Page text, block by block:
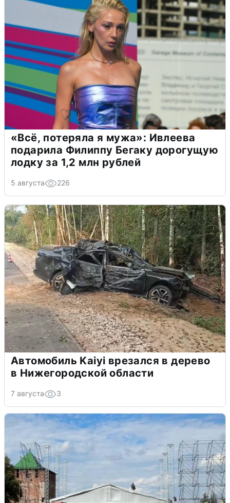
«Всё, потеряла я мужа»: Ивлеева
подарила Филиппу Бегаку дорогущую
лодку за 1,2 млн рублей
5 августа 226
Автомобиль Kaiyi врезался в дерево
в Нижегородской области
7 августа 3